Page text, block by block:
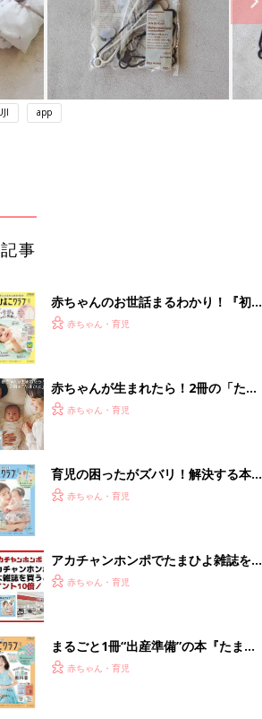
app
事
赤ちゃんのお世話まるわかり！『初め
てのひよこクラブ 夏号』〈巻頭大特
赤ちゃん・育児
赤ちゃんが生まれたら！2冊の「たま
ひよ」
赤ちゃん・育児
育児の困ったがズバリ！解決する本
『ひよこクラブ 夏号』 4カ月～2才
赤ちゃん・育児
アカチャンホンポでたまひよ雑誌を買
うとポイント10倍【期間限定】
赤ちゃん・育児
まるごと1冊“出産準備”の本『たまご
クラブ 夏号』〈スペシャル大特集〉
赤ちゃん・育児